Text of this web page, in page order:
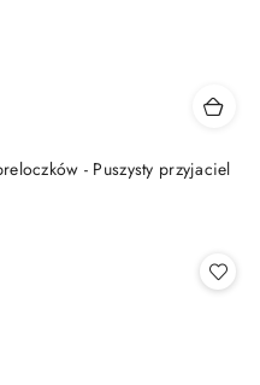
- Puszysty przyjaciel